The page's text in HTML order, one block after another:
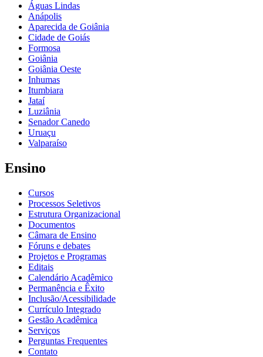
Águas Lindas
Anápolis
Aparecida de Goiânia
Cidade de Goiás
Formosa
Goiânia
Goiânia Oeste
Inhumas
Itumbiara
Jataí
Luziânia
Senador Canedo
Uruaçu
Valparaíso
Ensino
Cursos
Processos Seletivos
Estrutura Organizacional
Documentos
Câmara de Ensino
Fóruns e debates
Projetos e Programas
Editais
Calendário Acadêmico
Permanência e Êxito
Inclusão/Acessibilidade
Currículo Integrado
Gestão Acadêmica
Serviços
Perguntas Frequentes
Contato